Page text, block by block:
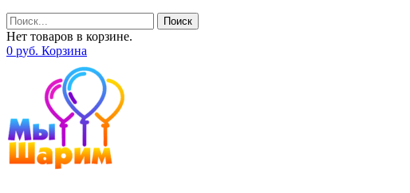
Поиск
Нет товаров в корзине.
0 руб. Корзина